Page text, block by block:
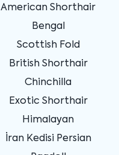
American Shorthair
Bengal
Scottish Fold
British Shorthair
Chinchilla
Exotic Shorthair
Himalayan
İran Kedisi Persian